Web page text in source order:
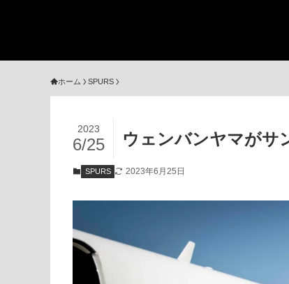
ホーム SPURS
ウェンバンヤマがサ
2023
6/25
SPURS 2023年6月25日